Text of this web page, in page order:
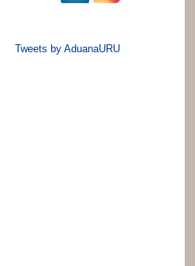
Tweets by AduanaURU